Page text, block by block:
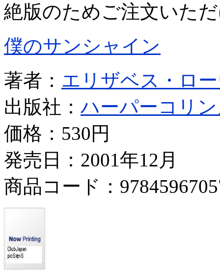
絶版のためご注文いた
僕のサンシャイン
著者： エリザベス・ロ
出版社：ハーパーコリ
価格： 530円
発売日：2001年12月
商品コード：